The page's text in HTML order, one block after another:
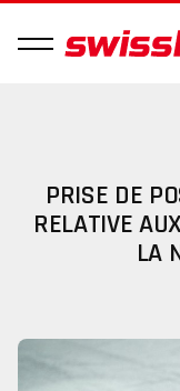
PRISE DE
RELATIVE
LA